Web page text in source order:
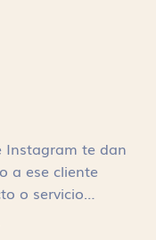
Instagram te dan
a ese cliente
o servicio…